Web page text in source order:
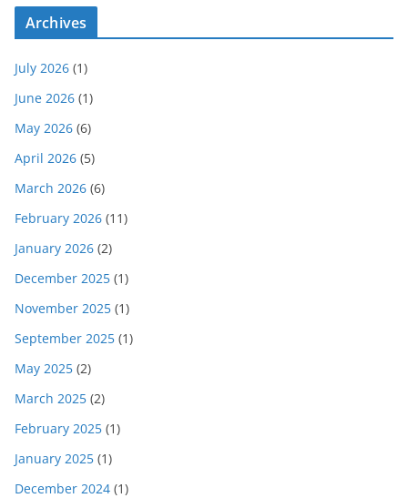
Archives
July 2026 (1)
June 2026 (1)
May 2026 (6)
April 2026 (5)
March 2026 (6)
February 2026 (11)
January 2026 (2)
December 2025 (1)
November 2025 (1)
September 2025 (1)
May 2025 (2)
March 2025 (2)
February 2025 (1)
January 2025 (1)
December 2024 (1)